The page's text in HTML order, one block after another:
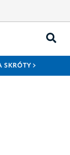
SKRÓTY